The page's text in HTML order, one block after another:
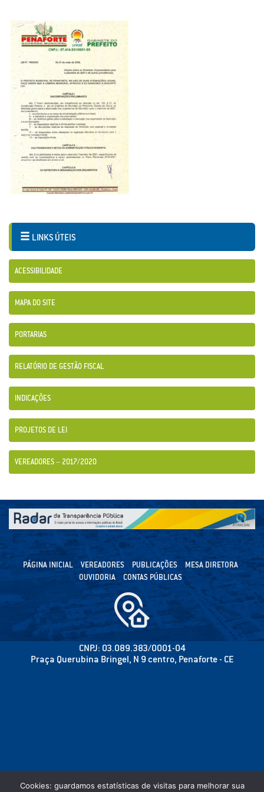
LINKS ÚTEIS
ACESSIBILIDADE
MAPA DO SITE
PORTARIAS
RELATÓRIO DE GESTÃO FISCAL
INDICAÇÕES
PROJETOS DE LEI
VEREADORES – 2017/2020
PÁGINA INICIAL VEREADORES PUBLICAÇÕES
MESA DIRETORA
OUVIDORIA
CONTAS PÚBLICAS
CNPJ: 03.089.383/0001-04
Praça Querubina Bringel, N 9 centro, Penaforte - CE
Cookies: guardamos estatísticas de visitas para melhorar sua